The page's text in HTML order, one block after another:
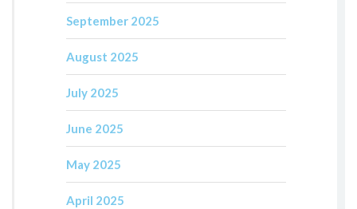
September 2025
August 2025
July 2025
June 2025
May 2025
April 2025